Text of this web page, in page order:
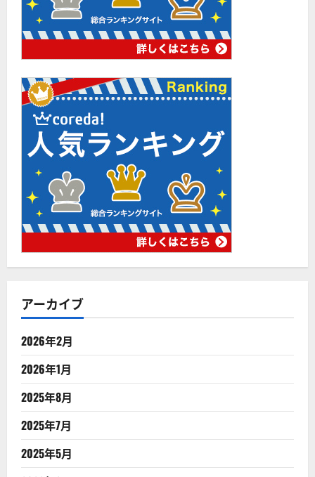
アーカイブ
2026年2月
2026年1月
2025年8月
2025年7月
2025年5月